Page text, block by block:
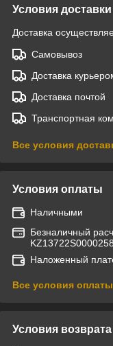
Условия доставки
Доставка
Самовывоз
Доставка
Доставка почтой
Транспортная
Все условия
Условия оплаты
Наличными
Безналичный
Наложенный
Все условия оплаты
Условия возврата